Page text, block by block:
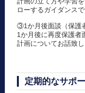
ローするガイダンスで
③1か月後面談（保護
1か月後に再度保護者
計画についてお話致し
定期的なサポ